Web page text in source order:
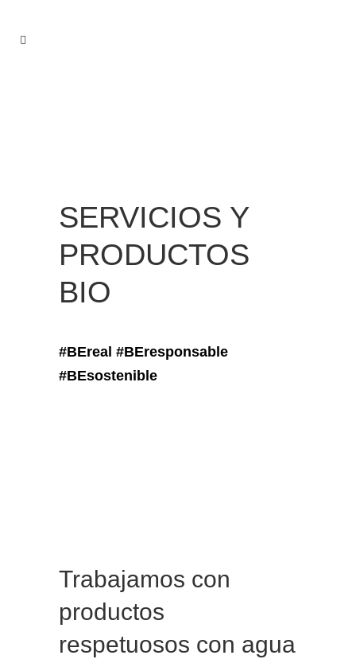
SERVICIOS Y
PRODUCTOS
BIO
#BEreal #BEresponsable
#BEsostenible
Trabajamos con
productos
respetuosos con agua